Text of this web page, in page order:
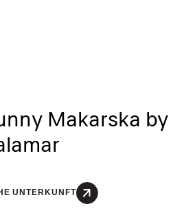
Makarska by
UNTERKUNFT